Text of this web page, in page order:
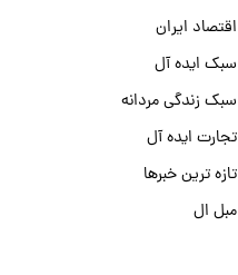
اقتصاد ایران
سبک ایده آل
سبک زندگی مردانه
تجارت ایده آل
تازه ترین خبرها
مبل ال